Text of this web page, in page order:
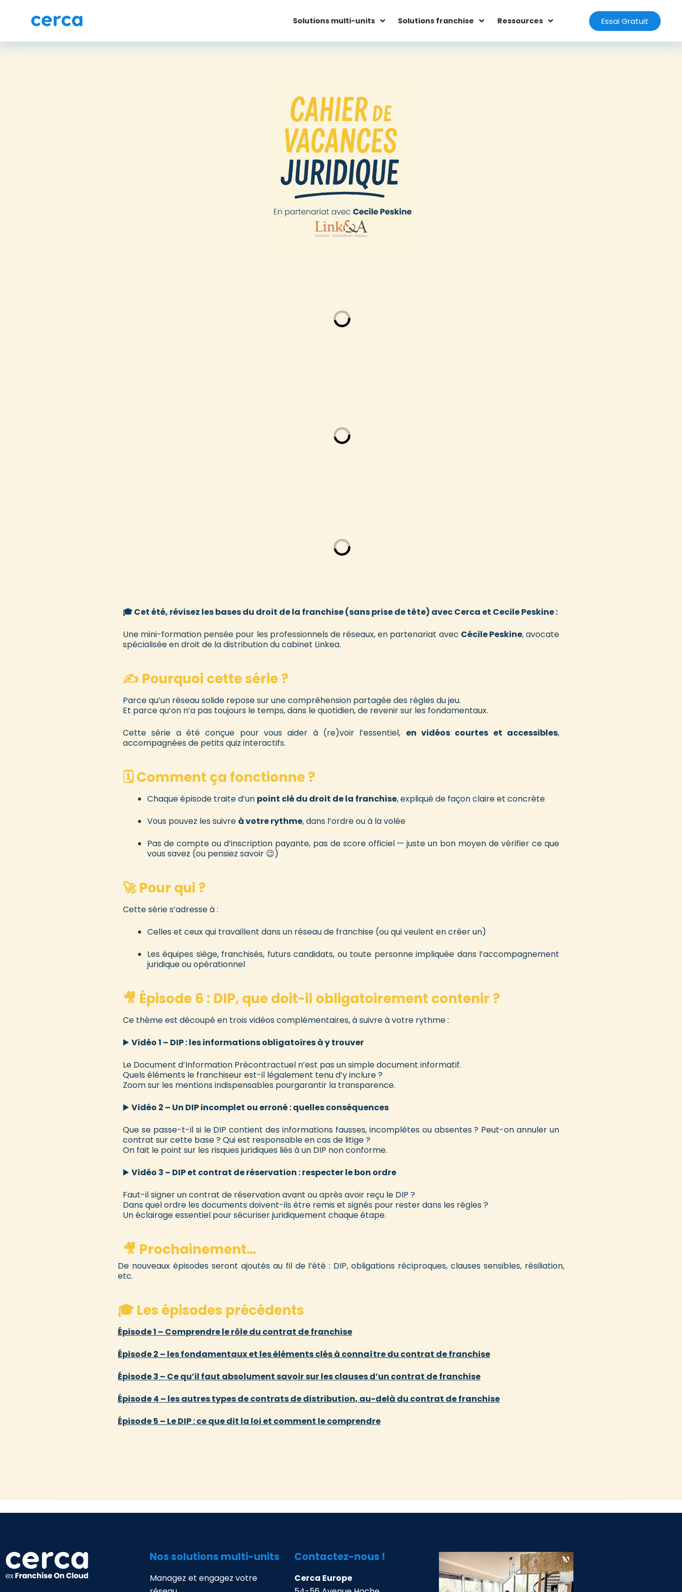
Solutions multi-units Solutions franchise Ressources Essai Gratuit
🎓 Cet été, révisez les bases du droit de la franchise (sans prise de tête) avec Cerca et Cecile Peskine :
Une mini-formation pensée pour les professionnels de réseaux, en partenariat avec Cécile Peskine, avocate
spécialisée en droit de la distribution du cabinet Linkea.
✍️ Pourquoi cette série ?
Parce qu’un réseau solide repose sur une compréhension partagée des règles du jeu.
Et parce qu’on n’a pas toujours le temps, dans le quotidien, de revenir sur les fondamentaux.
Cette série a été conçue pour vous aider à (re)voir l’essentiel, en vidéos courtes et accessibles,
accompagnées de petits quiz interactifs.
🗓️ Comment ça fonctionne ?
Chaque épisode traite d’un point clé du droit de la franchise, expliqué de façon claire et concrète
Vous pouvez les suivre à votre rythme, dans l’ordre ou à la volée
Pas de compte ou d’inscription payante, pas de score officiel — juste un bon moyen de vérifier ce que
vous savez (ou pensiez savoir 😉)
🚀 Pour qui ?
Cette série s’adresse à :
Celles et ceux qui travaillent dans un réseau de franchise (ou qui veulent en créer un)
Les équipes siège, franchisés, futurs candidats, ou toute personne impliquée dans l’accompagnement
juridique ou opérationnel
🎥 Épisode 6 : DIP, que doit-il obligatoirement contenir ?
Ce thème est découpé en trois vidéos complémentaires, à suivre à votre rythme :
▶️ Vidéo 1 – DIP : les informations obligatoires à y trouver
Le Document d’Information Précontractuel n’est pas un simple document informatif.
Quels éléments le franchiseur est-il légalement tenu d’y inclure ?
Zoom sur les mentions indispensables pourgarantir la transparence.
▶️ Vidéo 2 – Un DIP incomplet ou erroné : quelles conséquences
Que se passe-t-il si le DIP contient des informations fausses, incomplètes ou absentes ? Peut-on annuler un
contrat sur cette base ? Qui est responsable en cas de litige ?
On fait le point sur les risques juridiques liés à un DIP non conforme.
▶️ Vidéo 3 – DIP et contrat de réservation : respecter le bon ordre
Faut-il signer un contrat de réservation avant ou après avoir reçu le DIP ?
Dans quel ordre les documents doivent-ils être remis et signés pour rester dans les règles ?
Un éclairage essentiel pour sécuriser juridiquement chaque étape.
🎥 Prochainement…
De nouveaux épisodes seront ajoutés au fil de l’été : DIP, obligations réciproques, clauses sensibles, résiliation,
etc.
🎓 Les épisodes précédents
Épisode 1 – Comprendre le rôle du contrat de franchise
Épisode 2 – les fondamentaux et les éléments clés à connaître du contrat de franchise
Épisode 3 – Ce qu’il faut absolument savoir sur les clauses d’un contrat de franchise
Épisode 4 – les autres types de contrats de distribution, au-delà du contrat de franchise
Épisode 5 – Le DIP : ce que dit la loi et comment le comprendre
Nos solutions multi-units
Managez et engagez votre
Contactez-nous !
Cerca Europe